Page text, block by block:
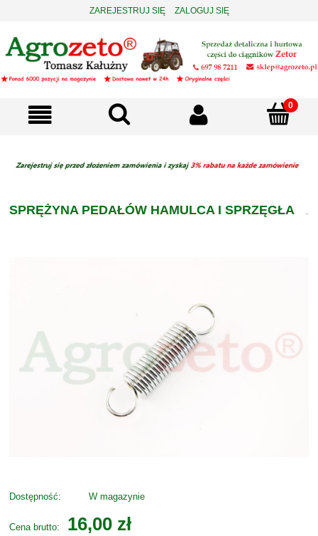
ZAREJESTRUJ SIĘ ZALOGUJ SIĘ
SPRĘŻYNA PEDAŁÓW HAMULCA I SPRZĘGŁA
Dostępność: W magazynie
Cena brutto: 16,00 zł